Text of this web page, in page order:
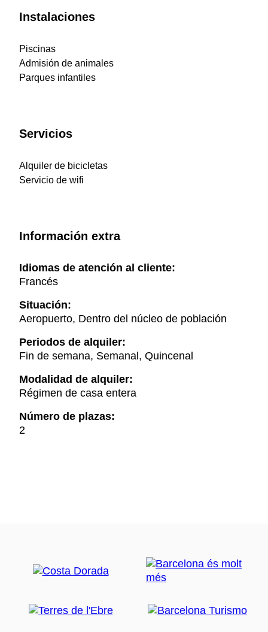
Instalaciones
Piscinas
Admisión de animales
Parques infantiles
Servicios
Alquiler de bicicletas
Servicio de wifi
Información extra
Idiomas de atención al cliente:
Francés
Situación:
Aeropuerto, Dentro del núcleo de población
Periodos de alquiler:
Fin de semana, Semanal, Quincenal
Modalidad de alquiler:
Régimen de casa entera
Número de plazas:
2